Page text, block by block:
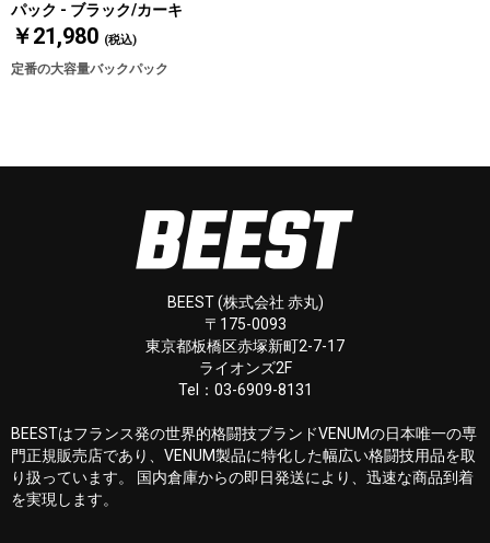
パック - ブラック/カーキ
￥21,980 (税込)
定番の大容量バックパック
BEEST (株式会社 赤丸)
〒175-0093
東京都板橋区赤塚新町2-7-17
ライオンズ2F
Tel：03-6909-8131
BEESTはフランス発の世界的格闘技ブランドVENUMの日本唯一の専
門正規販売店であり、VENUM製品に特化した幅広い格闘技用品を取
り扱っています。 国内倉庫からの即日発送により、迅速な商品到着
を実現します。